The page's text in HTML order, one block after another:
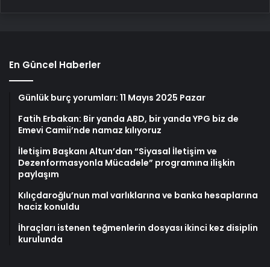
En Güncel Haberler
Günlük burç yorumları: 11 Mayıs 2025 Pazar
Fatih Erbakan: Bir yanda ABD, bir yanda YPG biz de
Emevi Camii’nde namaz kılıyoruz
İletişim Başkanı Altun’dan “Siyasal İletişim ve
Dezenformasyonla Mücadele” programına ilişkin
paylaşım
Kılıçdaroğlu’nun mal varlıklarına ve banka hesaplarına
haciz konuldu
İhraçları istenen teğmenlerin dosyası ikinci kez disiplin
kurulunda